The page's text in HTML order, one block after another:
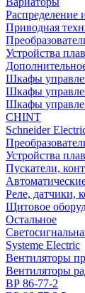
Распределение
Приводная
Устройства
Шкафы
Шкафы
Шкафы
CHINT
Schneider
Устройства
Пускатели,
Реле, датчики,
Щитовое
Остальное
Systeme Electric
Вентиляторы
Вентиляторы
ВР 86-77-2